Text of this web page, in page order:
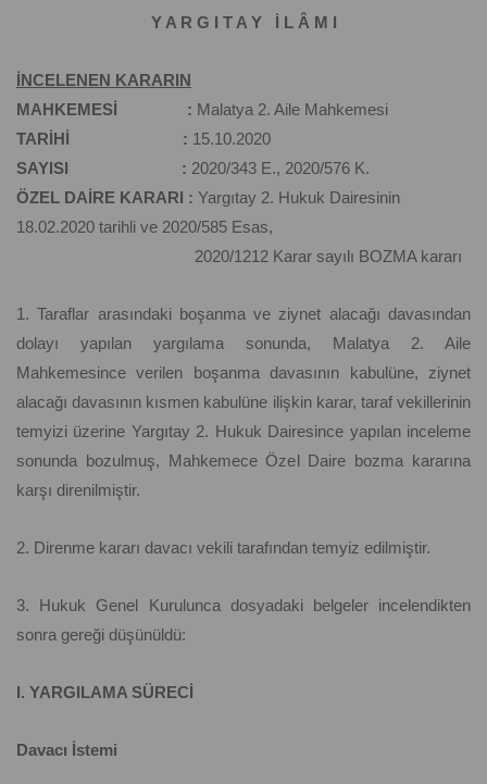
Y A R G I T A Y İ L Â M I
İNCELENEN KARARIN
MAHKEMESİ : Malatya 2. Aile Mahkemesi
TARİHİ : 15.10.2020
SAYISI : 2020/343 E., 2020/576 K.
ÖZEL DAİRE KARARI : Yargıtay 2. Hukuk Dairesinin
18.02.2020 tarihli ve 2020/585 Esas,
2020/1212 Karar sayılı BOZMA kararı
1. Taraflar arasındaki boşanma ve ziynet alacağı davasından
dolayı yapılan yargılama sonunda, Malatya 2. Aile
Mahkemesince verilen boşanma davasının kabulüne, ziynet
alacağı davasının kısmen kabulüne ilişkin karar, taraf vekillerinin
temyizi üzerine Yargıtay 2. Hukuk Dairesince yapılan inceleme
sonunda bozulmuş, Mahkemece Özel Daire bozma kararına
karşı direnilmiştir.
2. Direnme kararı davacı vekili tarafından temyiz edilmiştir.
3. Hukuk Genel Kurulunca dosyadaki belgeler incelendikten
sonra gereği düşünüldü:
I. YARGILAMA SÜRECİ
Davacı İstemi